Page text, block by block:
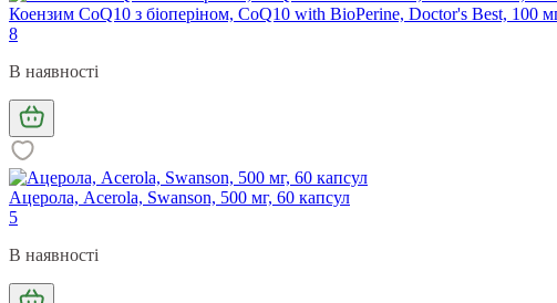
Коензим CoQ10 з біоперіном, CoQ10 with BioPerine, Doctor's Best, 100
8
В наявності
Ацерола, Acerola, Swanson, 500 мг, 60 капсул
5
В наявності